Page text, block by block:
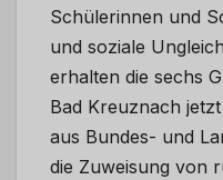
Schülerinnen und
und soziale
erhalten die sechs
Bad Kreuznach
aus Bundes- und
die Zuweisung von